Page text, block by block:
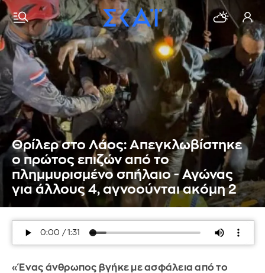
Θρίλερ στο Λάος: Απεγκλωβίστηκε
ο πρώτος επιζών από το
πλημμυρισμένο σπήλαιο - Αγώνας
για άλλους 4, αγνοούνται ακόμη 2
«Ένας άνθρωπος βγήκε με ασφάλεια από το